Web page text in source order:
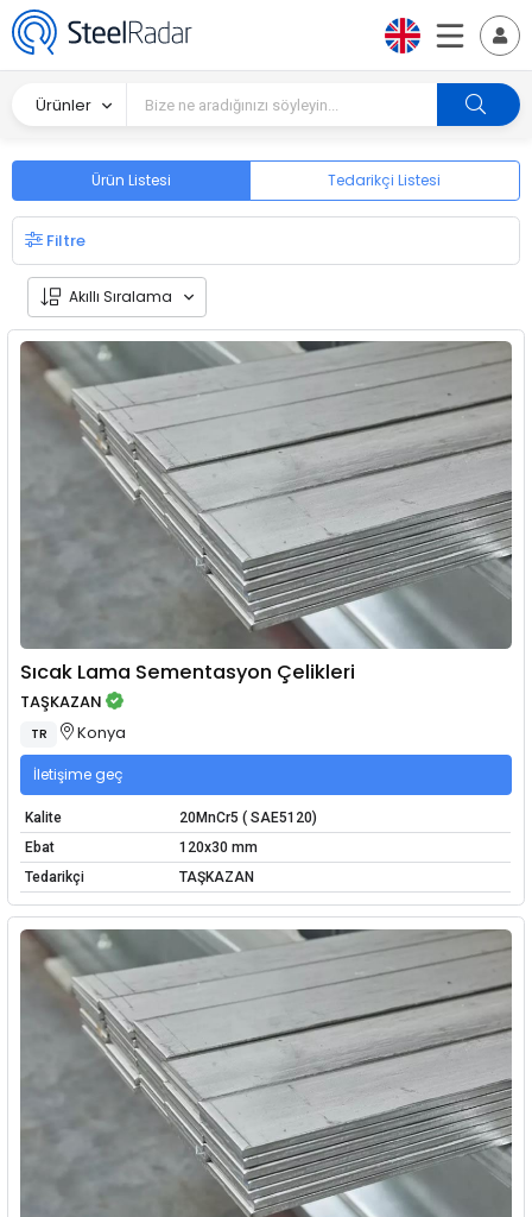
Ürünler
Ürün Listesi Tedarikçi Listesi
Filtre
Akıllı Sıralama
Sıcak Lama Sementasyon Çelikleri
TAŞKAZAN
TR Konya
İletişime geç
Kalite
20MnCr5 ( SAE5120)
Ebat
120x30 mm
Tedarikçi
TAŞKAZAN